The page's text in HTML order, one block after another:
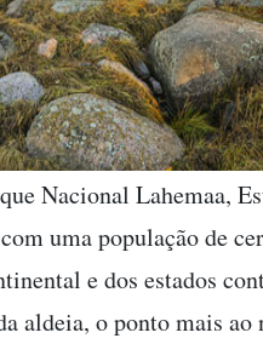
Nacional Lahemaa,
uma população de
e dos estados
aldeia, o ponto mais